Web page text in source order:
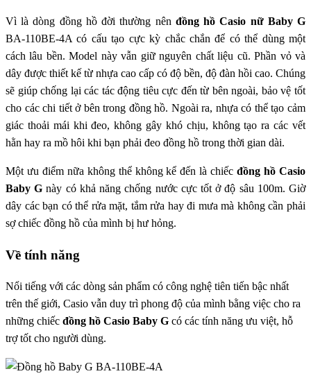
Vì là dòng đồng hồ đời thường nên đồng hồ Casio nữ Baby G
BA-110BE-4A có cấu tạo cực kỳ chắc chắn để có thể dùng một
cách lâu bền. Model này vẫn giữ nguyên chất liệu cũ. Phần vỏ và
dây được thiết kế từ nhựa cao cấp có độ bền, độ đàn hồi cao. Chúng
sẽ giúp chống lại các tác động tiêu cực đến từ bên ngoài, bảo vệ tốt
cho các chi tiết ở bên trong đồng hồ. Ngoài ra, nhựa có thể tạo cảm
giác thoải mái khi đeo, không gây khó chịu, không tạo ra các vết
hằn hay ra mồ hôi khi bạn phải đeo đồng hồ trong thời gian dài.
Một ưu điểm nữa không thể không kể đến là chiếcđồng hồ Casio
Baby G này có khả năng chống nước cực tốt ở độ sâu 100m. Giờ
dây các bạn có thể rửa mặt, tắm rửa hay đi mưa mà không cần phải
sợ chiếc đồng hồ của mình bị hư hỏng.
Về tính năng
Nổi tiếng với các dòng sản phẩm có công nghệ tiên tiến bậc nhất
trên thế giới, Casio vẫn duy trì phong độ của mình bằng việc cho ra
những chiếc đồng hồ Casio Baby G có các tính năng ưu việt, hỗ
trợ tốt cho người dùng.